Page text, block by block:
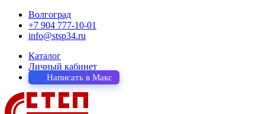
Волгоград
+7 904 777-10-01
info@stsp34.ru
Каталог
Личный кабинет
Написать в Макс